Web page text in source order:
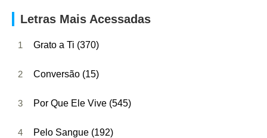
Letras Mais Acessadas
1 Grato a Ti (370)
2 Conversão (15)
3 Por Que Ele Vive (545)
4 Pelo Sangue (192)